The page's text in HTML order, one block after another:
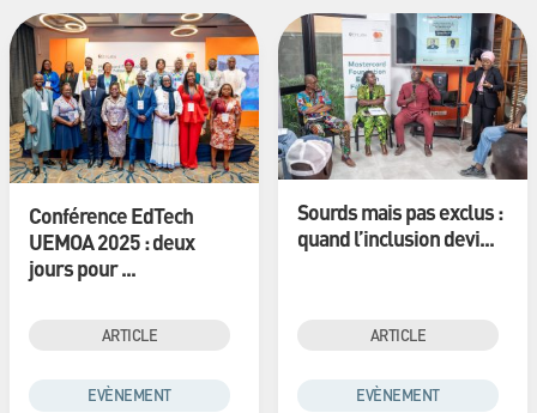
Conférence EdTech
UEMOA 2025 : deux
jours pour ...
ARTICLE
EVÈNEMENT
Sourds mais pas exclus :
quand l’inclusion devi...
ARTICLE
EVÈNEMENT